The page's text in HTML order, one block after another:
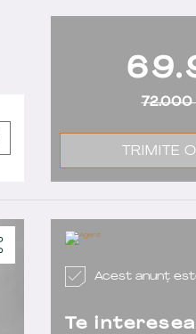
Acest anunț
Te
TRIMITE